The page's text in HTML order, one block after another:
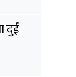
दुई